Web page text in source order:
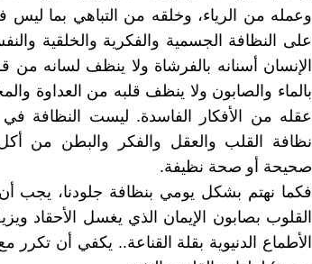
وعمله من الرياء، وخلقه من التباهي بما
على النظافة الجسمية والفكرية والخلقية
الإنسان أسنانه بالفرشاة ولا ينظف لسانه
بالماء والصابون ولا ينظف قلبه من العداوة
عقله من الأفكار الفاسدة. ليست النظافة
نظافة القلب والعقل والفكر والبطن من
صحيحة أو صحة نظيفة.
فكما نهتم بشكل يومي بنظافة جلودنا، يجب
القلوب بصابون الإيمان الذي يغسل الأحقاد
الأطماع الدنيوية بقلة القناعة.. يكفي أن